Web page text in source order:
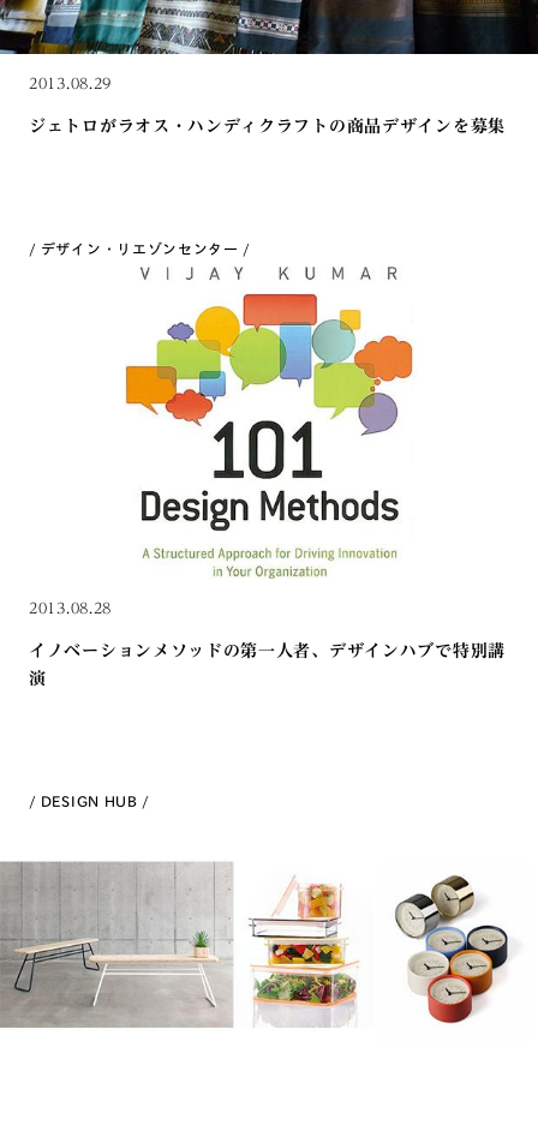
2013.08.29
ジェトロがラオス・ハンディクラフトの商品デザインを募集
デザイン・リエゾンセンター
2013.08.28
イノベーションメソッドの第一人者、デザインハブで特別講
演
DESIGN HUB